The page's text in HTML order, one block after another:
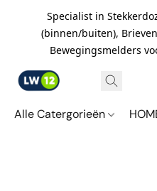
Specialist in
(binnen/buiten),
Bewegingsmelders
Alle Catergorieën